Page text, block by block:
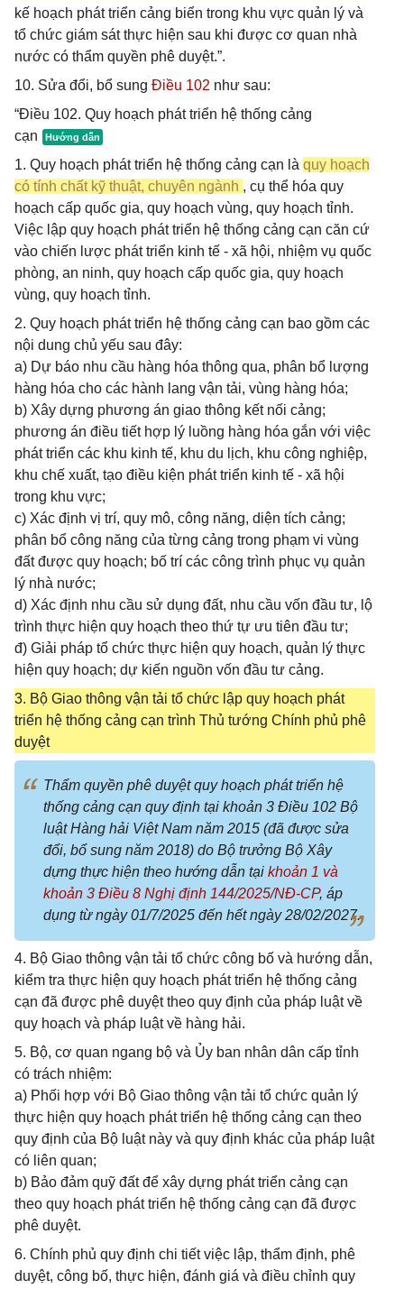
kế hoạch phát triển cảng biển trong khu vực quản lý và
tổ chức giám sát thực hiện sau khi được cơ quan nhà
nước có thẩm quyền phê duyệt.”.
10. Sửa đổi, bổ sung Điều 102 như sau:
“Điều 102. Quy hoạch phát triển hệ thống cảng
cạn
1. Quy hoạch phát triển hệ thống cảng cạn là quy hoạch
có tính chất kỹ thuật, chuyên ngành , cụ thể hóa quy
hoạch cấp quốc gia, quy hoạch vùng, quy hoạch tỉnh.
Việc lập quy hoạch phát triển hệ thống cảng cạn căn cứ
vào chiến lược phát triển kinh tế - xã hội, nhiệm vụ quốc
phòng, an ninh, quy hoạch cấp quốc gia, quy hoạch
vùng, quy hoạch tỉnh.
2. Quy hoạch phát triển hệ thống cảng cạn bao gồm các
nội dung chủ yếu sau đây:
a) Dự báo nhu cầu hàng hóa thông qua, phân bổ lượng
hàng hóa cho các hành lang vận tải, vùng hàng hóa;
b) Xây dựng phương án giao thông kết nối cảng;
phương án điều tiết hợp lý luồng hàng hóa gắn với việc
phát triển các khu kinh tế, khu du lịch, khu công nghiệp,
khu chế xuất, tạo điều kiện phát triển kinh tế - xã hội
trong khu vực;
c) Xác định vị trí, quy mô, công năng, diện tích cảng;
phân bổ công năng của từng cảng trong phạm vi vùng
đất được quy hoạch; bố trí các công trình phục vụ quản
lý nhà nước;
d) Xác định nhu cầu sử dụng đất, nhu cầu vốn đầu tư, lộ
trình thực hiện quy hoạch theo thứ tự ưu tiên đầu tư;
đ) Giải pháp tổ chức thực hiện quy hoạch, quản lý thực
hiện quy hoạch; dự kiến nguồn vốn đầu tư cảng.
3. Bộ Giao thông vận tải tổ chức lập quy hoạch phát
triển hệ thống cảng cạn trình Thủ tướng Chính phủ phê
duyệt
Thẩm quyền phê duyệt quy hoạch phát triển hệ
thống cảng cạn quy định tại khoản 3 Điều 102 Bộ
luật Hàng hải Việt Nam năm 2015 (đã được sửa
đổi, bổ sung năm 2018) do Bộ trưởng Bộ Xây
dựng thực hiện theo hướng dẫn tại khoản 1 và
khoản 3 Điều 8 Nghị định 144/2025/NĐ-CP, áp
dụng từ ngày 01/7/2025 đến hết ngày 28/02/2027.
4. Bộ Giao thông vận tải tổ chức công bố và hướng dẫn,
kiểm tra thực hiện quy hoạch phát triển hệ thống cảng
cạn đã được phê duyệt theo quy định của pháp luật về
quy hoạch và pháp luật về hàng hải.
5. Bộ, cơ quan ngang bộ và Ủy ban nhân dân cấp tỉnh
có trách nhiệm:
a) Phối hợp với Bộ Giao thông vận tải tổ chức quản lý
thực hiện quy hoạch phát triển hệ thống cảng cạn theo
quy định của Bộ luật này và quy định khác của pháp luật
có liên quan;
b) Bảo đảm quỹ đất để xây dựng phát triển cảng cạn
theo quy hoạch phát triển hệ thống cảng cạn đã được
phê duyệt.
6. Chính phủ quy định chi tiết việc lập, thẩm định, phê
duyệt, công bố, thực hiện, đánh giá và điều chỉnh quy